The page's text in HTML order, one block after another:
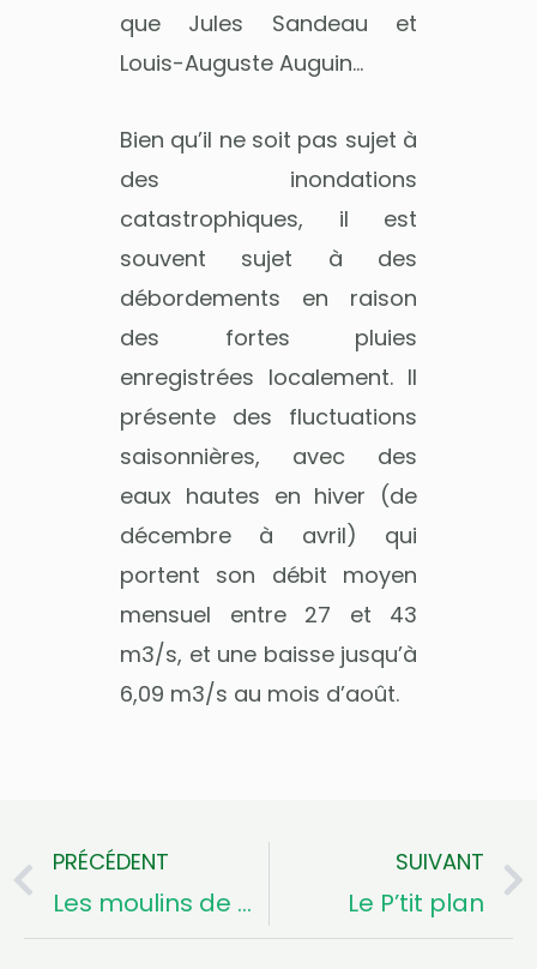
que Jules Sandeau et
Louis-Auguste Auguin…
Bien qu’il ne soit pas sujet à
des inondations
catastrophiques, il est
souvent sujet à des
débordements en raison
des fortes pluies
enregistrées localement. Il
présente des fluctuations
saisonnières, avec des
eaux hautes en hiver (de
décembre à avril) qui
portent son débit moyen
mensuel entre 27 et 43
m3/s, et une baisse jusqu’à
6,09 m3/s au mois d’août.
Précédent
PRÉCÉDENT
Les moulins de Clan
SUIVANT
Le P’tit plan